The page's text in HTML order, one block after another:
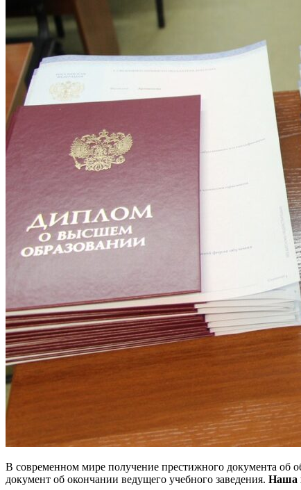
В современном мире получение престижного документа об
документ об окончании ведущего учебного заведения. Наша